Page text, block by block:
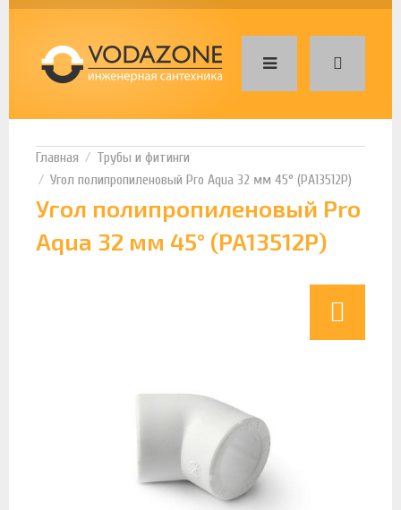
Трубы и фитинги
Угол полипропиленовый Pro Aqua 32 мм 45° (PA13512P)
Угол полипропиленовый Pro
Aqua 32 мм 45° (PA13512P)